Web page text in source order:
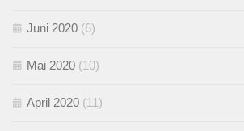
Juni 2020 (6)
Mai 2020 (10)
April 2020 (11)